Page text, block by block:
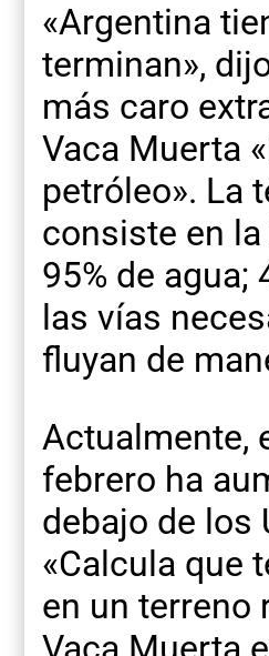
«Argentina
terminan»,
más caro
Vaca Muerta
petróleo». La
consiste en
95% de agua;
las vías
fluyan de
Actualmente,
febrero ha
debajo de los
«Calcula que
en un terreno